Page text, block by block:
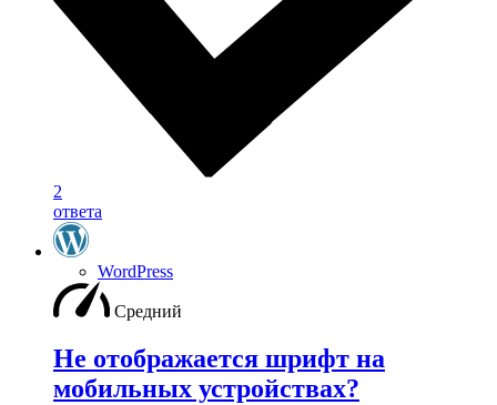
2
ответа
WordPress
Средний
Не отображается шрифт на
мобильных устройствах?